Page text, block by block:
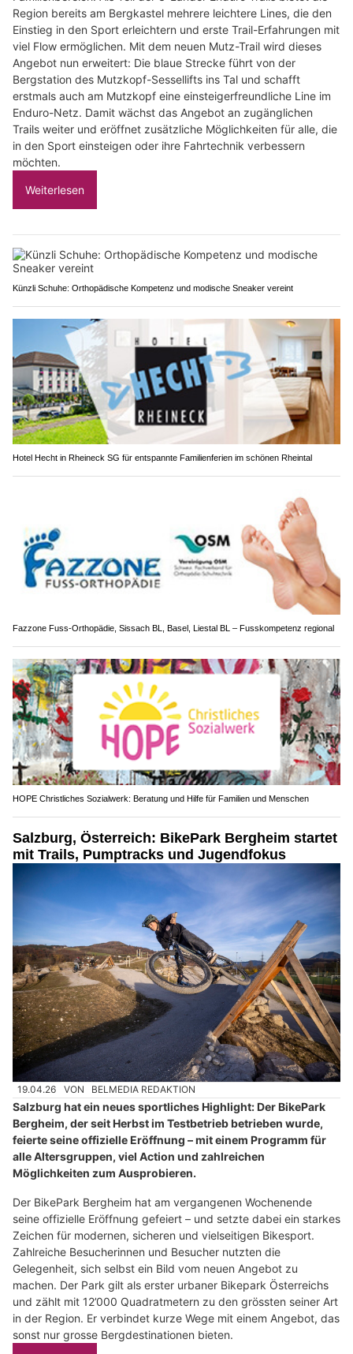
Region bereits am Bergkastel mehrere leichtere Lines, die den
Einstieg in den Sport erleichtern und erste Trail-Erfahrungen mit
viel Flow ermöglichen. Mit dem neuen Mutz-Trail wird dieses
Angebot nun erweitert: Die blaue Strecke führt von der
Bergstation des Mutzkopf-Sessellifts ins Tal und schafft
erstmals auch am Mutzkopf eine einsteigerfreundliche Line im
Enduro-Netz. Damit wächst das Angebot an zugänglichen
Trails weiter und eröffnet zusätzliche Möglichkeiten für alle, die
in den Sport einsteigen oder ihre Fahrtechnik verbessern
möchten.
Weiterlesen
Künzli Schuhe: Orthopädische Kompetenz und modische Sneaker vereint
Hotel Hecht in Rheineck SG für entspannte Familienferien im schönen Rheintal
Fazzone Fuss-Orthopädie, Sissach BL, Basel, Liestal BL – Fusskompetenz regional
HOPE Christliches Sozialwerk: Beratung und Hilfe für Familien und Menschen
Salzburg, Österreich: BikePark Bergheim startet
mit Trails, Pumptracks und Jugendfokus
19.04.26 VON BELMEDIA REDAKTION
Salzburg hat ein neues sportliches Highlight: Der BikePark
Bergheim, der seit Herbst im Testbetrieb betrieben wurde,
feierte seine offizielle Eröffnung – mit einem Programm für
alle Altersgruppen, viel Action und zahlreichen
Möglichkeiten zum Ausprobieren.
Der BikePark Bergheim hat am vergangenen Wochenende
seine offizielle Eröffnung gefeiert – und setzte dabei ein starkes
Zeichen für modernen, sicheren und vielseitigen Bikesport.
Zahlreiche Besucherinnen und Besucher nutzten die
Gelegenheit, sich selbst ein Bild vom neuen Angebot zu
machen. Der Park gilt als erster urbaner Bikepark Österreichs
und zählt mit 12’000 Quadratmetern zu den grössten seiner Art
in der Region. Er verbindet kurze Wege mit einem Angebot, das
sonst nur grosse Bergdestinationen bieten.